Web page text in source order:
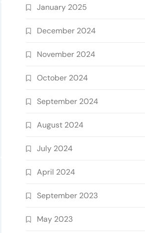
January 2025
December 2024
November 2024
October 2024
September 2024
August 2024
July 2024
April 2024
September 2023
May 2023